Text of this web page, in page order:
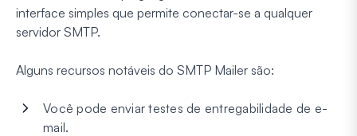
interface simples que permite conectar-se a qualquer
servidor SMTP.
Alguns recursos notáveis do SMTP Mailer são:
Você pode enviar testes de entregabilidade de e-
mail.